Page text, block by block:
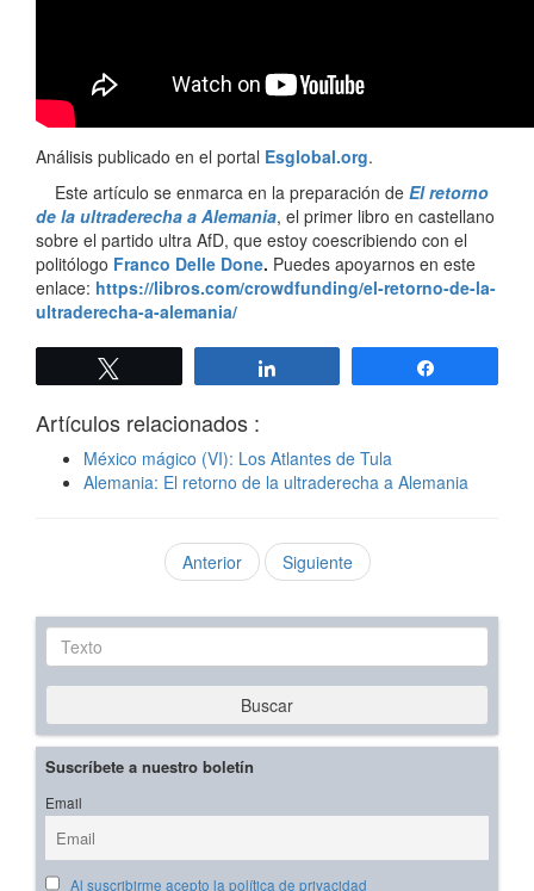
Análisis publicado en el portal Esglobal.org.
Este artículo se enmarca en la preparación de El retorno
de la ultraderecha a Alemania, el primer libro en castellano
sobre el partido ultra AfD, que estoy coescribiendo con el
politólogo Franco Delle Done. Puedes apoyarnos en este
enlace: https://libros.com/crowdfunding/el-retorno-de-la-
ultraderecha-a-alemania/
Artículos relacionados :
México mágico (VI): Los Atlantes de Tula
Alemania: El retorno de la ultraderecha a Alemania
Anterior Siguiente
Texto
Buscar
Suscríbete a nuestro boletín
Email
Al suscribirme acepto la política de privacidad